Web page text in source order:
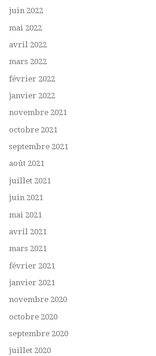
juin 2022
mai 2022
avril 2022
mars 2022
février 2022
janvier 2022
novembre 2021
octobre 2021
septembre 2021
août 2021
juillet 2021
juin 2021
mai 2021
avril 2021
mars 2021
février 2021
janvier 2021
novembre 2020
octobre 2020
septembre 2020
juillet 2020